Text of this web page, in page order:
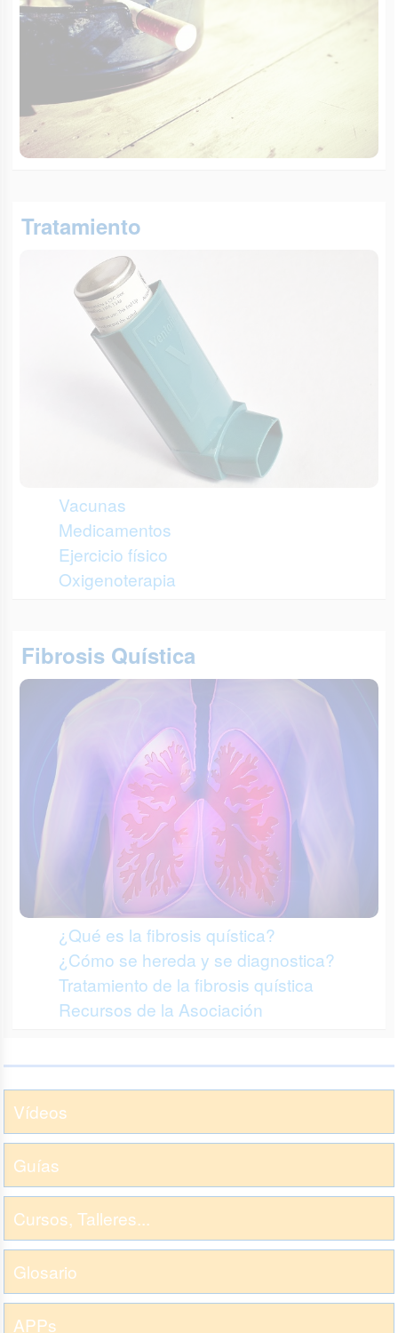
Tratamiento
Vacunas
Medicamentos
Ejercicio físico
Oxigenoterapia
Fibrosis Quística
¿Qué es la fibrosis quística?
¿Cómo se hereda y se diagnostica?
Tratamiento de la fibrosis quística
Recursos de la Asociación
Vídeos
Guías
Cursos, Talleres...
Glosario
APPs